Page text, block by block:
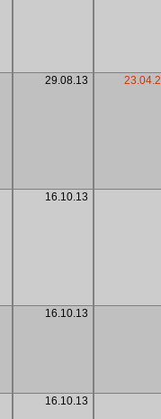
29.08.13
16.10.13
16.10.13
16.10.13